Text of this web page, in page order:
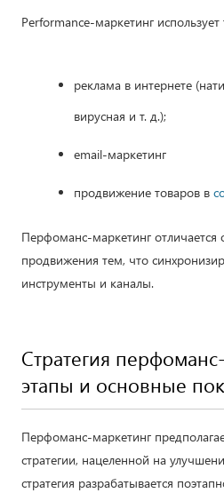
Рerformance-маркетинг
реклама в интернете
вирусная и т. д.);
email-маркетинг
продвижение товаров в
Перфоманс-маркетинг отличается
продвижения тем, что
инструменты и каналы.
Стратегия
этапы и основные
Перфоманс-маркетинг
стратегии, нацеленной на
стратегия разрабатывается